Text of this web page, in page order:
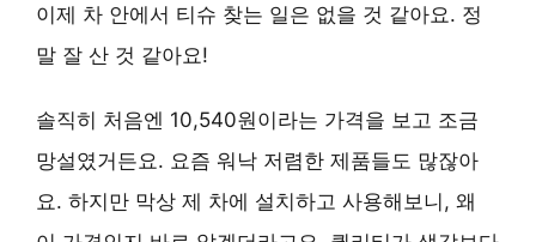
이제 차 안에서 티슈 찾는 일은 없을 것 같아요. 정
말 잘 산 것 같아요!
솔직히 처음엔 10,540원이라는 가격을 보고 조금
망설였거든요. 요즘 워낙 저렴한 제품들도 많잖아
요. 하지만 막상 제 차에 설치하고 사용해보니, 왜